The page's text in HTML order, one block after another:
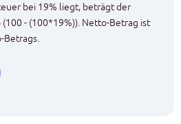
bei 19% liegt, beträgt der
- (100*19%)). Netto-Betrag ist